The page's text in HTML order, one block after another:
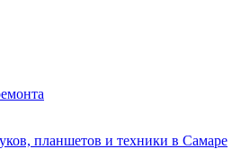
планшетов и техники в Самаре